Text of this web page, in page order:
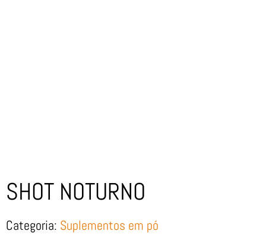
SHOT NOTURNO
Categoria: Suplementos em pó